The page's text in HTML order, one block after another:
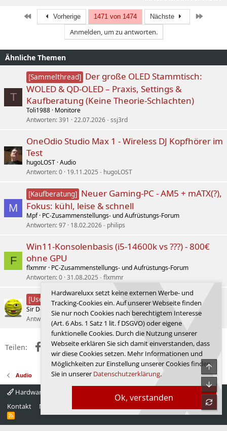
Erste Vorherige 1471 von 1474 Nächste
Anmelden, um zu antworten.
Ähnliche Themen
T
[Sammelthread] Der große OLED Stammtisch:
WOLED & QD-OLED – Praxis, Settings &
Kaufberatung (Keine Theorie-Schlachten)
Toli1988 Monitore
Antworten 391 22.07.2026 ssj3rd
OneOdio Studio Max 1 - Wireless DJ Kopfhörer im
Test
hugoLOST Audio
Antworten 0 19.11.2025 hugoLOST
M
[Kaufberatung] Neuer Gaming-PC - AM5 + mATX(?),
Fokus: kühl, leise & schnell
Mpf PC-Zusammenstellungs- und Aufrüstungs-Forum
Antworten 97 18.02.2026 philips
F
Win11-Konsolenbasis (i5-14600k vs ???) - 800€
ohne GPU
flxmmr PC-Zusammenstellungs- und Aufrüstungs-Forum
Antworten 0 31.08.2025 flxmmr
[User-Review] Test der Valkyrie V360 LCD
Sir Demencia
Wasserkühlung
Antworten
02.12.2025 Sir Demencia
Teilen: FacebookX (Twitter)
RedditWhatsApp
E-MailLink
Audio
Hardwareluxx 4.0
Kontakt
Nutzungsbedingungen Startseite
R
S
Ok, verstanden
Hardwareluxx setzt keine externen Werbe- und
Tracking-Cookies ein. Auf unserer Webseite finden
Sie nur noch Cookies nach berechtigtem Interesse
(Art. 6 Abs. 1 Satz 1 lit. f DSGVO) oder eigene
funktionelle Cookies. Durch die Nutzung unserer
Webseite erklären Sie sich damit einverstanden, dass
wir diese Cookies setzen. Mehr Informationen und
Möglichkeiten zur Einstellung unserer Cookies finden
Sie in unserer Datenschutzerklärung.